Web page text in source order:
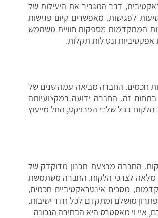
דבר המגביר את היעילות של
לפגישות, מאפשרים קיום פגישות
המתקדמות מספקות חוויית משתמש
ונטולות תקלות.
חכמים. החברה מביאה עמה שנים של
בתחום זה. החברה ידועה במקצועיותה
בכל שלבי הפרויקט, החל מייעוץ
החברה מבצעת תכנון מדוקדק של
מלאה לצרכי הלקוח. החברה משתמשת
מסכים אינטראקטיביים חכמים,
מושלם ומתקדם לכל חדר ישיבות.
וי מאסטרס היא הבחירה הנכונה